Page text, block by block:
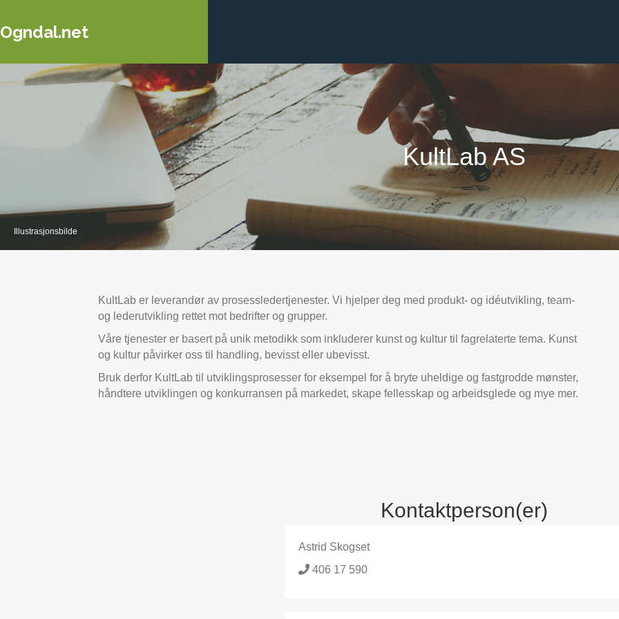
Ogndal.net
KultLab AS
Illustrasjonsbilde
KultLab er leverandør av prosessledertjenester. Vi hjelper deg med produkt- og idéutvikling, team-
og lederutvikling rettet mot bedrifter og grupper.
Våre tjenester er basert på unik metodikk som inkluderer kunst og kultur til fagrelaterte tema. Kunst
og kultur påvirker oss til handling, bevisst eller ubevisst.
Bruk derfor KultLab til utviklingsprosesser for eksempel for å bryte uheldige og fastgrodde mønster,
håndtere utviklingen og konkurransen på markedet, skape fellesskap og arbeidsglede og mye mer.
Kontaktperson(er)
Astrid Skogset
406 17 590